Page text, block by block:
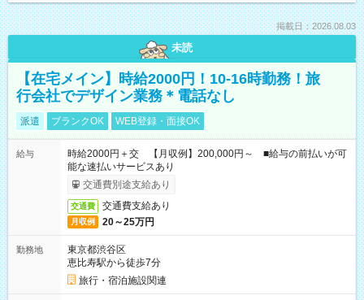
掲載日：2026.08.03
未読
【在宅メイン】時給2000円！10-16時勤務！旅
行会社でデザイン業務＊電話なし
派遣 ブランクOK WEB登録・面接OK
給与
時給2000円＋交 【月収例】200,000円～ ■給与の前払いが可
能な速払いサービスあり
交通費別途支給あり
交通費 交通費支給あり
月収例 20～25万円
勤務地
東京都渋谷区
恵比寿駅から徒歩7分
旅行・宿泊施設関連